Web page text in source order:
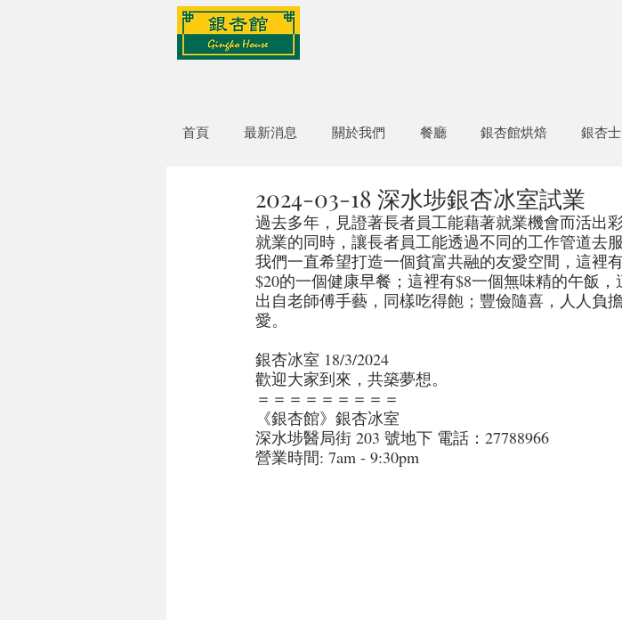
首頁 最新消息 關於我們 餐廳 銀杏館烘焙 銀杏
2024-03-18 深水埗銀杏冰室試業
過去多年，見證著長者員工能藉著就業機會而活出
就業的同時，讓長者員工能透過不同的工作管道去
我們一直希望打造一個貧富共融的友愛空間，這裡
$20的一個健康早餐；這裡有$8一個無味精的午飯
出自老師傅手藝，同樣吃得飽；豐儉隨喜，人人負
愛。
銀杏冰室 18/3/2024
歡迎大家到來，共築夢想。
＝＝＝＝＝＝＝＝＝
《銀杏館》銀杏冰室
深水埗醫局街 203 號地下 電話：27788966
營業時間: 7am - 9:30pm